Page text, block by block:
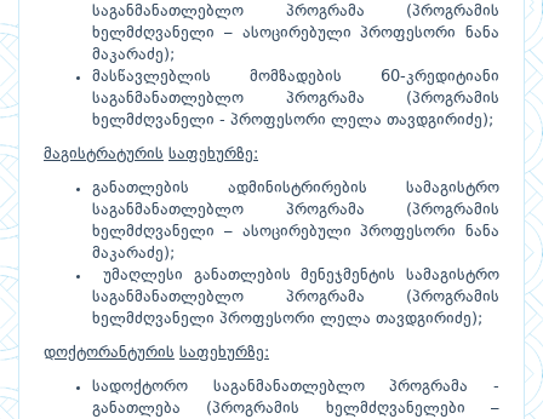
საგანმანათლებლო პროგრამა (პროგრამის
ხელმძღვანელი – ასოცირებული პროფესორი ნანა
მაკარაძე);
მასწავლებლის მომზადების 60-კრედიტიანი
საგანმანათლებლო პროგრამა (პროგრამის
ხელმძღვანელი - პროფესორი ლელა თავდგირიძე);
მაგისტრატურის საფეხურზე:
განათლების ადმინისტრირების სამაგისტრო
საგანმანათლებლო პროგრამა (პროგრამის
ხელმძღვანელი – ასოცირებული პროფესორი ნანა
მაკარაძე);
უმაღლესი განათლების მენეჯმენტის სამაგისტრო
საგანმანათლებლო პროგრამა (პროგრამის
ხელმძღვანელი პროფესორი ლელა თავდგირიძე);
დოქტორანტურის საფეხურზე:
სადოქტორო საგანმანათლებლო პროგრამა -
განათლება (პროგრამის ხელმძღვანელები –